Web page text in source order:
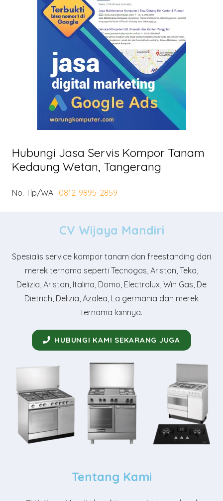
Hubungi Jasa Servis Kompor Tanam
Kedaung Wetan, Tangerang
No. Tlp/WA : 0812-9895-2859
CV Wijaya Mandiri
Spesialis service kompor tanam dan freestanding dari
merek ternama seperti Tecnogas, Ariston, Teka,
Delizia, Ariston, Italina, Domo, Electrolux, Win Gas, De
Dietrich, Delizia, Azalea, La germania dan merek
ternama lainnya.
HUBUNGI KAMI SEKARANG JUGA
Tentang Kami